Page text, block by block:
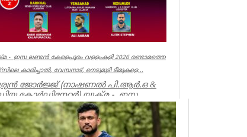
- ഇസ ലണ്ടൻ കേരളപൂരം വളളംകളി 2026 രണ്ടാമത്തെ
കാരിച്ചാൽ, വേമ്പനാട്, നെടുമുടി ടീമുകളെ...
ജോർജ്ജ് (നാഷണൽ പി.ആർ.ഒ &
കോർഡിനേറ്റർ) യുക്മ - ഇസ
കേരളപൂരം വ...